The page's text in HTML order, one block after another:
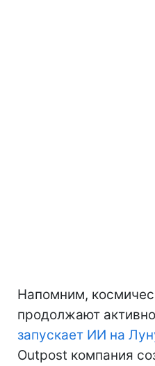
Напомним,
продолжают
запускает ИИ на
Outpost компания